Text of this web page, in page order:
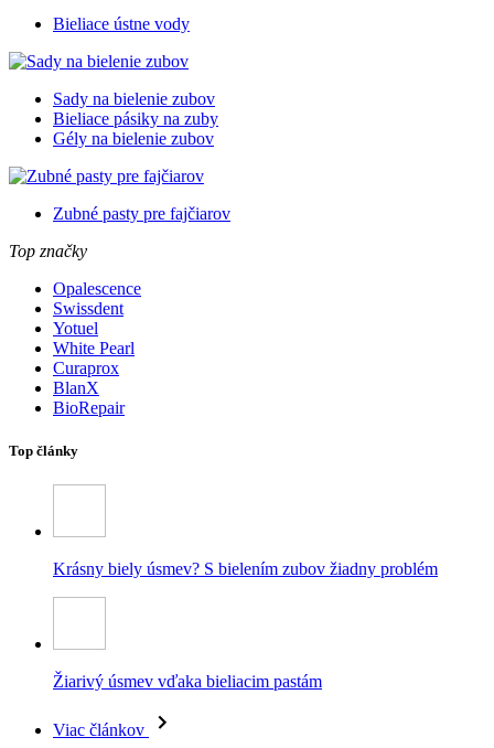
Bieliace ústne vody
Sady na bielenie zubov
Bieliace pásiky na zuby
Gély na bielenie zubov
Zubné pasty pre fajčiarov
Top značky
Opalescence
Swissdent
Yotuel
White Pearl
Curaprox
BlanX
BioRepair
Top články
Krásny biely úsmev? S bielením zubov žiadny problém
Žiarivý úsmev vďaka bieliacim pastám
Viac článkov